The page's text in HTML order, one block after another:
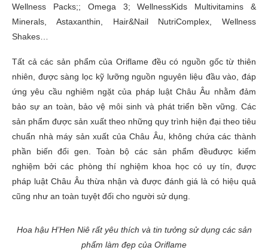
Wellness Packs;; Omega 3; WellnessKids Multivitamins &
Minerals, Astaxanthin, Hair&Nail NutriComplex, Wellness
Shakes…
Tất cả các sản phẩm của Oriflame đều có nguồn gốc từ thiên
nhiên, được sàng lọc kỹ lưỡng nguồn nguyên liệu đầu vào, đáp
ứng yêu cầu nghiêm ngặt của pháp luật Châu Âu nhằm đảm
bảo sự an toàn, bảo vệ môi sinh và phát triển bền vững. Các
sản phẩm được sản xuất theo những quy trình hiện đại theo tiêu
chuẩn nhà máy sản xuất của Châu Âu, không chứa các thành
phần biến đổi gen. Toàn bộ các sản phẩm đềuđược kiểm
nghiệm bởi các phòng thí nghiệm khoa học có uy tín, được
pháp luật Châu Âu thừa nhận và được đánh giá là có hiệu quả
cũng như an toàn tuyệt đối cho người sử dụng.
Hoa hậu H’Hen Niê rất yêu thích và tin tưởng sử dụng các sản
phẩm làm đẹp của Oriflame